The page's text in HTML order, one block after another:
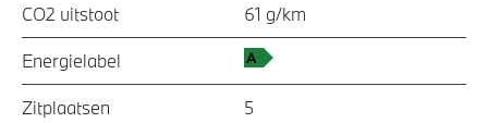
CO2 uitstoot 61 g/km
Energielabel
Zitplaatsen 5